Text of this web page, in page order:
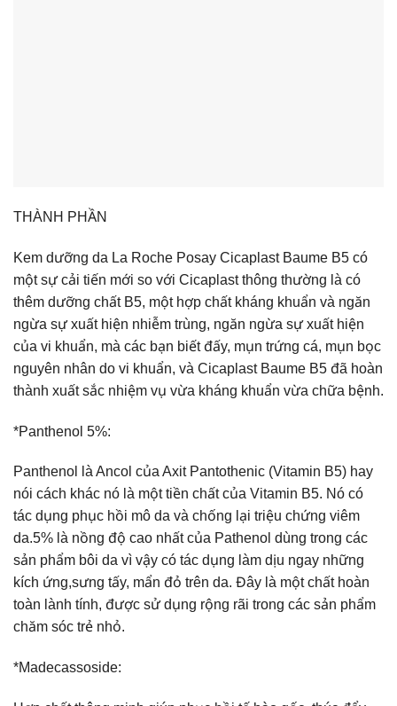
THÀNH PHẦN
Kem dưỡng da La Roche Posay Cicaplast Baume B5 có
một sự cải tiến mới so với Cicaplast thông thường là có
thêm dưỡng chất B5, một hợp chất kháng khuẩn và ngăn
ngừa sự xuất hiện nhiễm trùng, ngăn ngừa sự xuất hiện
của vi khuẩn, mà các bạn biết đấy, mụn trứng cá, mụn bọc
nguyên nhân do vi khuẩn, và Cicaplast Baume B5 đã hoàn
thành xuất sắc nhiệm vụ vừa kháng khuẩn vừa chữa bệnh.
*Panthenol 5%:
Panthenol là Ancol của Axit Pantothenic (Vitamin B5) hay
nói cách khác nó là một tiền chất của Vitamin B5. Nó có
tác dụng phục hồi mô da và chống lại triệu chứng viêm
da.5% là nồng độ cao nhất của Pathenol dùng trong các
sản phẩm bôi da vì vậy có tác dụng làm dịu ngay những
kích ứng,sưng tấy, mẩn đỏ trên da. Đây là một chất hoàn
toàn lành tính, được sử dụng rộng rãi trong các sản phẩm
chăm sóc trẻ nhỏ.
*Madecassoside: